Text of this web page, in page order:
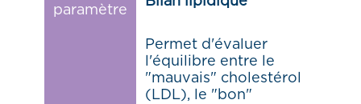
paramètre
Permet d'évaluer
l'équilibre entre le
"mauvais" cholestérol
(LDL), le "bon"